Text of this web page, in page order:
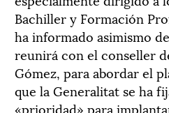
Bachiller y Formación
ha informado asimismo
reunirá con el conseller
Gómez, para abordar el
que la Generalitat se ha
«prioridad» para